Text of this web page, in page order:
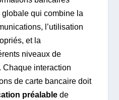
qui combine la
l’utilisation
et la
niveaux de
interaction
de carte bancaire doit
préalable de